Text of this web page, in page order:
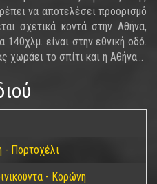
να αποτελέσει προορισμό
σχετικά κοντά στην Αθήνα,
είναι στην εθνική οδό.
χωράει το σπίτι και η Αθήνα...
- Πορτοχέλι
- Κορώνη